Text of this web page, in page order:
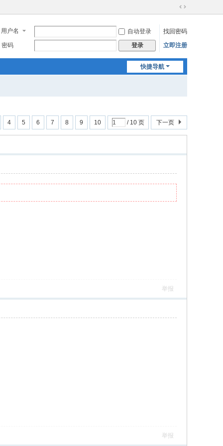
切
到
宽
用户名 自动登录
找回密码
密码
登录 立即注册
快捷导航
4 5 6 7 8 9 10 / 10 页 下一页
举报
举报